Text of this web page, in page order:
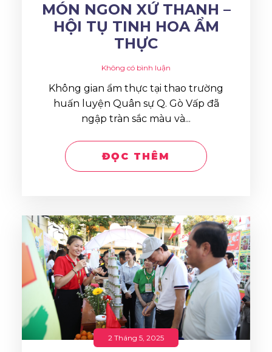
MÓN NGON XỨ THANH –
HỘI TỤ TINH HOA ẨM
THỰC
Không có bình luận
Không gian ẩm thực tại thao trường
huấn luyện Quân sự Q. Gò Vấp đã
ngập tràn sắc màu và...
ĐỌC THÊM
2 Tháng 5, 2025